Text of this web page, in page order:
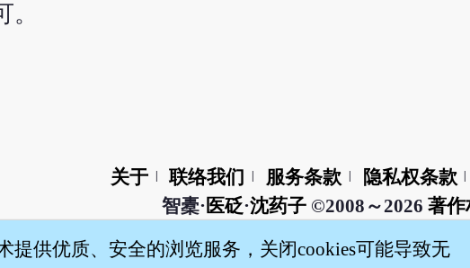
关于 | 联络我们 | 服务条款 | 隐私权条款 |
智橐· 医砭·沈药子©2008～2026 著作
提供优质、安全的浏览服务，关闭cookies可能导致无